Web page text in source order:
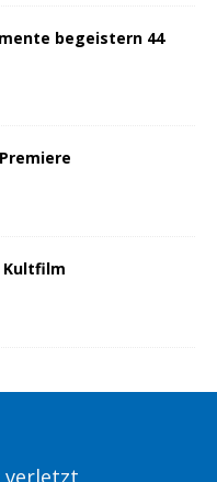
begeistern 44
Kultfilm